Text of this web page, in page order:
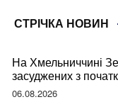
СТРІЧКА НОВИН
На Хмельниччині
засуджених з
06.08.2026